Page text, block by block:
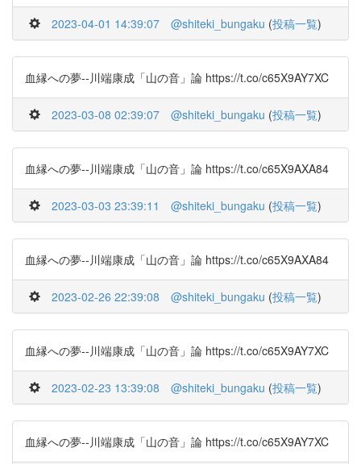
2023-04-01 14:39:07 @shiteki_bungaku (投稿一覧)
血縁への夢--川端康成「山の音」論 https://t.co/c65X9AY7XC
2023-03-08 02:39:07 @shiteki_bungaku (投稿一覧)
血縁への夢--川端康成「山の音」論 https://t.co/c65X9AXA84
2023-03-03 23:39:11 @shiteki_bungaku (投稿一覧)
血縁への夢--川端康成「山の音」論 https://t.co/c65X9AXA84
2023-02-26 22:39:08 @shiteki_bungaku (投稿一覧)
血縁への夢--川端康成「山の音」論 https://t.co/c65X9AY7XC
2023-02-23 13:39:08 @shiteki_bungaku (投稿一覧)
血縁への夢--川端康成「山の音」論 https://t.co/c65X9AY7XC